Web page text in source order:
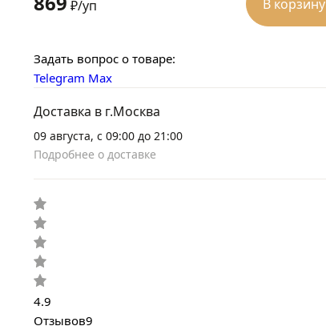
₽/уп В корзину
Задать вопрос о товаре:
Telegram Max
Доставка в г.Москва
09 августа, с 09:00 до 21:00
Подробнее о доставке
4.9
Отзывов9